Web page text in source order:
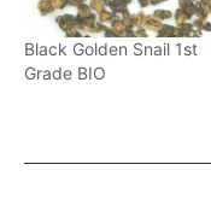
Black Golden Snail 1st
Grade BIO